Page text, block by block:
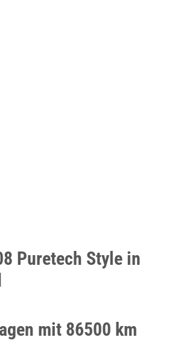
Puretech Style in
mit 86500 km